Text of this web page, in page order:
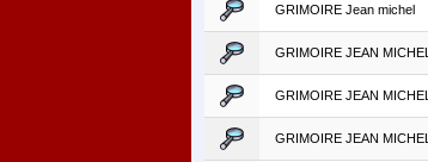
GRIMOIRE Jean michel
GRIMOIRE JEAN MICHEL
GRIMOIRE JEAN MICHEL
GRIMOIRE JEAN MICHEL